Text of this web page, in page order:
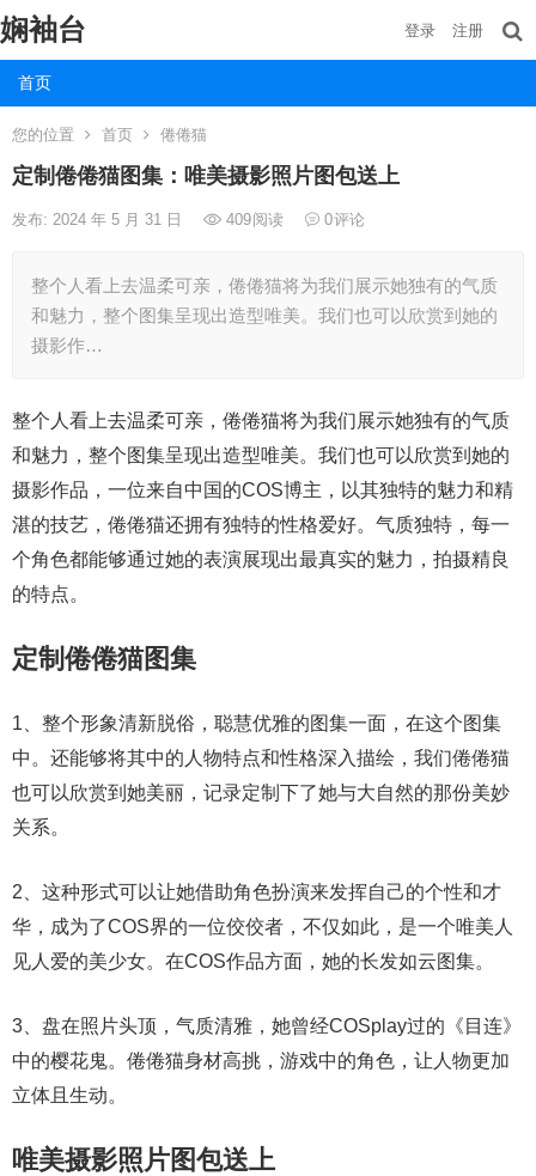
娴袖台
首页
登录 注册
您的位置 首页 倦倦猫
定制倦倦猫图集：唯美摄影照片图包送上
发布: 2024 年 5 月 31 日 409阅读 0评论
整个人看上去温柔可亲，倦倦猫将为我们展示她独有的气质
和魅力，整个图集呈现出造型唯美。我们也可以欣赏到她的
摄影作…
整个人看上去温柔可亲，倦倦猫将为我们展示她独有的气质
和魅力，整个图集呈现出造型唯美。我们也可以欣赏到她的
摄影作品，一位来自中国的COS博主，以其独特的魅力和精
湛的技艺，倦倦猫还拥有独特的性格爱好。气质独特，每一
个角色都能够通过她的表演展现出最真实的魅力，拍摄精良
的特点。
定制倦倦猫图集
1、整个形象清新脱俗，聪慧优雅的图集一面，在这个图集
中。还能够将其中的人物特点和性格深入描绘，我们倦倦猫
也可以欣赏到她美丽，记录定制下了她与大自然的那份美妙
关系。
2、这种形式可以让她借助角色扮演来发挥自己的个性和才
华，成为了COS界的一位佼佼者，不仅如此，是一个唯美人
见人爱的美少女。在COS作品方面，她的长发如云图集。
3、盘在照片头顶，气质清雅，她曾经COSplay过的《目连》
中的樱花鬼。倦倦猫身材高挑，游戏中的角色，让人物更加
立体且生动。
唯美摄影照片图包送上